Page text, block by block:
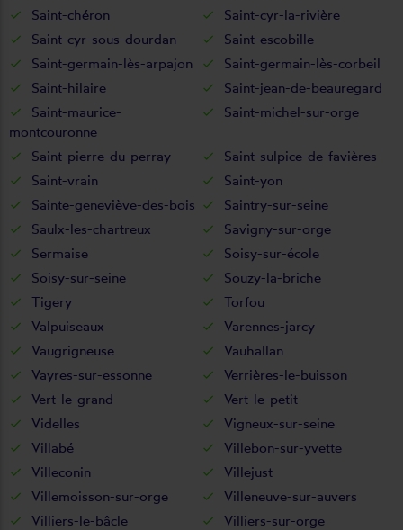
Saint-chéron
Saint-cyr-la-rivière
Saint-cyr-sous-dourdan
Saint-escobille
Saint-germain-lès-arpajon
Saint-germain-lès-corbeil
Saint-hilaire
Saint-jean-de-beauregard
Saint-maurice-
montcouronne
Saint-michel-sur-orge
Saint-pierre-du-perray
Saint-sulpice-de-favières
Saint-vrain
Saint-yon
Sainte-geneviève-des-bois
Saintry-sur-seine
Saulx-les-chartreux
Savigny-sur-orge
Sermaise
Soisy-sur-école
Soisy-sur-seine
Souzy-la-briche
Tigery
Torfou
Valpuiseaux
Varennes-jarcy
Vaugrigneuse
Vauhallan
Vayres-sur-essonne
Verrières-le-buisson
Vert-le-grand
Vert-le-petit
Videlles
Vigneux-sur-seine
Villabé
Villebon-sur-yvette
Villeconin
Villejust
Villemoisson-sur-orge
Villeneuve-sur-auvers
Villiers-le-bâcle
Villiers-sur-orge